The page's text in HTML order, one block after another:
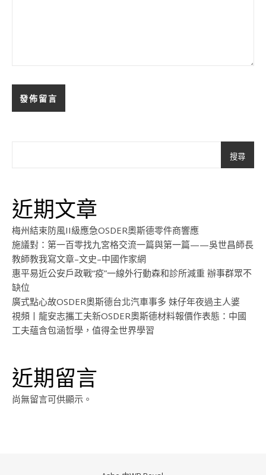
搜尋
近期文章
梅州結束防風II級應急OSDER奧斯德零件商響應
施議對：第一百零找九宮格交流一篇與第一篇——吳世昌師長
教師教我寫文章–文史–中國作家網
惠平易近公安戶政戰“疫”一線外行動森和診所減重 辦事群眾不
缺位
廣式點心故OSDER奧斯德台北汽車事多 妹仔年夜過主人婆
視頻丨龍安志攜工夫新OSDER奧斯德材料報價作表態：中國
工夫蘊含包涵哲學，值得全世界學習
近期留言
尚無留言可供顯示。